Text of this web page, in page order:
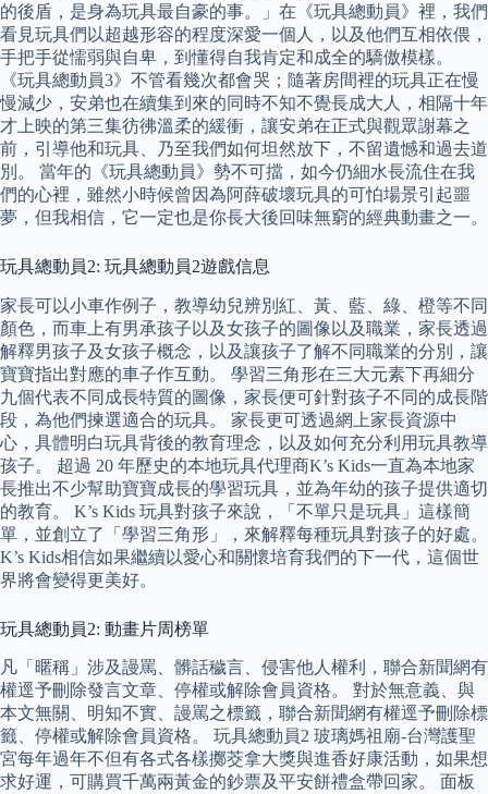
的後盾，是身為玩具最自豪的事。」在《玩具總動員》裡，我們
看見玩具們以超越形容的程度深愛一個人，以及他們互相依偎，
手把手從懦弱與自卑，到懂得自我肯定和成全的驕傲模樣。
《玩具總動員3》不管看幾次都會哭；隨著房間裡的玩具正在慢
慢減少，安弟也在續集到來的同時不知不覺長成大人，相隔十年
才上映的第三集彷彿溫柔的緩衝，讓安弟在正式與觀眾謝幕之
前，引導他和玩具、乃至我們如何坦然放下，不留遺憾和過去道
別。 當年的《玩具總動員》勢不可擋，如今仍細水長流住在我
們的心裡，雖然小時候曾因為阿薛破壞玩具的可怕場景引起噩
夢，但我相信，它一定也是你長大後回味無窮的經典動畫之一。
玩具總動員2: 玩具總動員2遊戲信息
家長可以小車作例子，教導幼兒辨別紅、黃、藍、綠、橙等不同
顏色，而車上有男承孩子以及女孩子的圖像以及職業，家長透過
解釋男孩子及女孩子概念，以及讓孩子了解不同職業的分別，讓
寶寶指出對應的車子作互動。 學習三角形在三大元素下再細分
九個代表不同成長特質的圖像，家長便可針對孩子不同的成長階
段，為他們揀選適合的玩具。 家長更可透過網上家長資源中
心，具體明白玩具背後的教育理念，以及如何充分利用玩具教導
孩子。 超過 20 年歷史的本地玩具代理商K’s Kids一直為本地家
長推出不少幫助寶寶成長的學習玩具，並為年幼的孩子提供適切
的教育。 K’s Kids 玩具對孩子來說，「不單只是玩具」這樣簡
單，並創立了「學習三角形」，來解釋每種玩具對孩子的好處。
K’s Kids相信如果繼續以愛心和關懷培育我們的下一代，這個世
界將會變得更美好。
玩具總動員2: 動畫片周榜單
凡「暱稱」涉及謾罵、髒話穢言、侵害他人權利，聯合新聞網有
權逕予刪除發言文章、停權或解除會員資格。 對於無意義、與
本文無關、明知不實、謾罵之標籤，聯合新聞網有權逕予刪除標
籤、停權或解除會員資格。 玩具總動員2 玻璃媽祖廟-台灣護聖
宮每年過年不但有各式各樣擲茭拿大獎與進香好康活動，如果想
求好運，可購買千萬兩黃金的鈔票及平安餅禮盒帶回家。 面板